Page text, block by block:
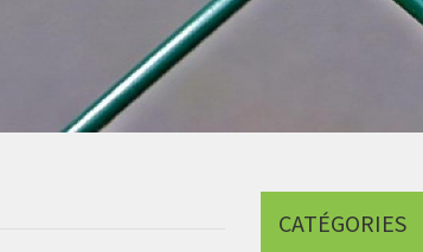
CATÉGORIES